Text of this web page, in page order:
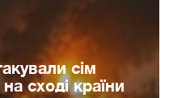
сім
сході країни